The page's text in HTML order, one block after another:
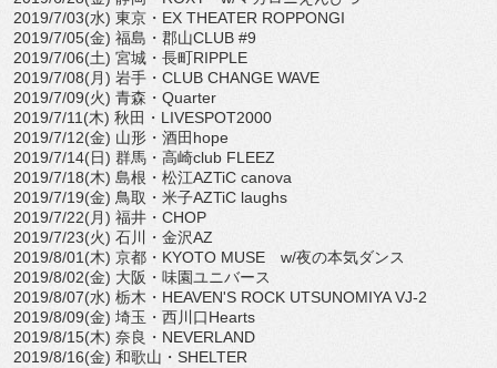
2019/7/03(水) 東京・EX THEATER ROPPONGI
2019/7/05(金) 福島・郡山CLUB #9
2019/7/06(土) 宮城・長町RIPPLE
2019/7/08(月) 岩手・CLUB CHANGE WAVE
2019/7/09(火) 青森・Quarter
2019/7/11(木) 秋田・LIVESPOT2000
2019/7/12(金) 山形・酒田hope
2019/7/14(日) 群馬・高崎club FLEEZ
2019/7/18(木) 島根・松江AZTiC canova
2019/7/19(金) 鳥取・米子AZTiC laughs
2019/7/22(月) 福井・CHOP
2019/7/23(火) 石川・金沢AZ
2019/8/01(木) 京都・KYOTO MUSE w/夜の本気ダンス
2019/8/02(金) 大阪・味園ユニバース
2019/8/07(水) 栃木・HEAVEN'S ROCK UTSUNOMIYA VJ-2
2019/8/09(金) 埼玉・西川口Hearts
2019/8/15(木) 奈良・NEVERLAND
2019/8/16(金) 和歌山・SHELTER